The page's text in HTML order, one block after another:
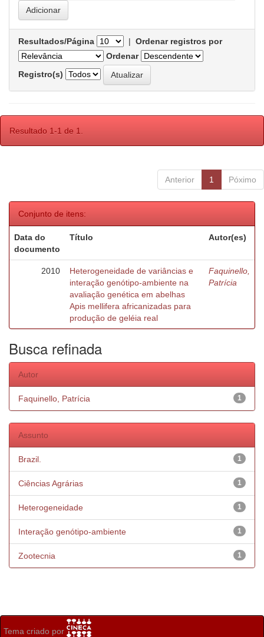
Resultados/Página | Ordenar registros por
Ordenar
Registro(s)
Resultado 1-1 de 1.
Anterior 1 Póximo
Conjunto de itens:
Data do
documento
Título Autor(es)
2010
Heterogeneidade de variâncias e
interação genótipo-ambiente na
avaliação genética em abelhas
Apis mellifera africanizadas para
produção de geléia real
Faquinello,
Patrícia
Busca refinada
Autor
1
Faquinello, Patrícia
Assunto
1
Brazil.
1
Ciências Agrárias
1
Heterogeneidade
1
Interação genótipo-ambiente
1
Zootecnia
Tema criado por